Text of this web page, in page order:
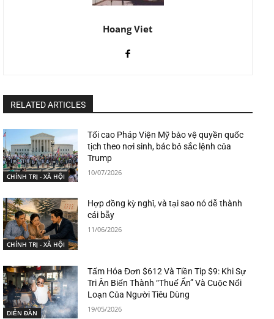
Hoang Viet
RELATED ARTICLES
CHÍNH TRỊ - XÃ HỘI
Tối cao Pháp Viện Mỹ bảo vệ quyền quốc
tịch theo nơi sinh, bác bỏ sắc lệnh của
Trump
10/07/2026
CHÍNH TRỊ - XÃ HỘI
Hợp đồng kỳ nghỉ, và tại sao nó dễ thành
cái bẫy
11/06/2026
DIỄN ĐÀN
Tấm Hóa Đơn $612 Và Tiền Tip $9: Khi Sự
Tri Ân Biến Thành “Thuế Ẩn” Và Cuộc Nổi
Loạn Của Người Tiêu Dùng
19/05/2026